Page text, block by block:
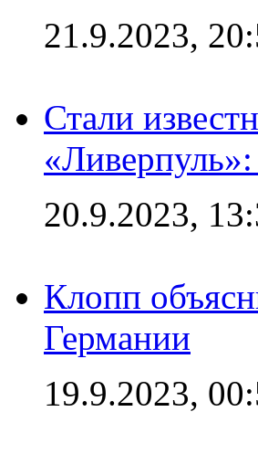
21.9.2023,
Стали
20.9.2023,
Клопп
Германии
19.9.2023,